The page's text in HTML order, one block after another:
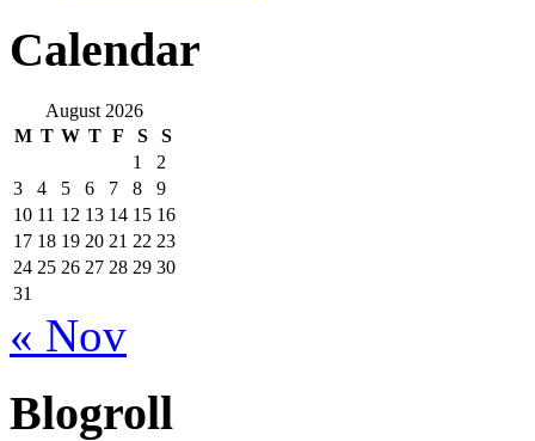
Calendar
August 2026
M T W T F S
S
1
2
3
4 5 6 7 8
9
10 11 12 13 14 15 16
17 18 19 20 21 22 23
24 25 26 27 28 29 30
31
« Nov
Blogroll